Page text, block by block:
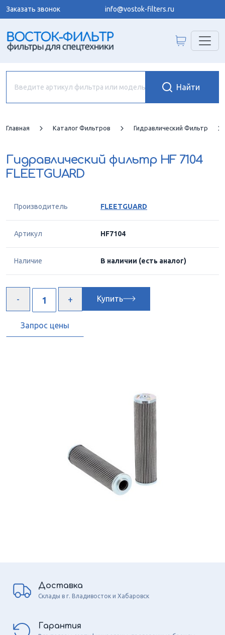
Заказать звонок info@vostok-filters.ru
Главная Каталог Фильтров Гидравлический Фильтр
Гидравлический фильтр HF 7104
FLEETGUARD
Производитель FLEETGUARD
Артикул HF7104
Наличие В наличии (есть аналог)
Купить
Запрос цены
Доставка
Склады в г. Владивосток и Хабаровск
Гарантия